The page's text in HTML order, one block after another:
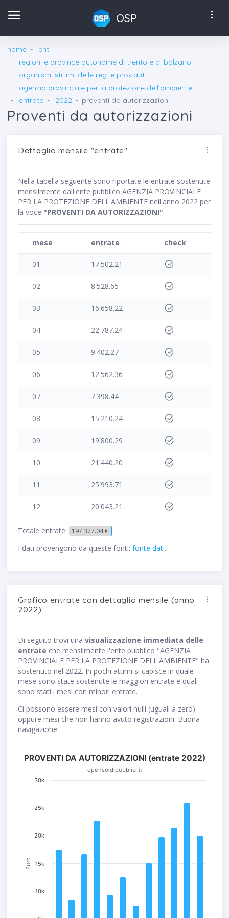
OSP
home
enti
regioni e province autonome di trento e di bolzano
organismi strum. delle reg. e prov.aut.
agenzia provinciale per la protezione dell'ambiente
entrate
2022 proventi da autorizzazioni
Proventi da autorizzazioni
Dettaglio mensile "entrate"
Nella tabella seguente sono riportate le entrate sostenute
mensilmente dall'ente pubblico AGENZIA PROVINCIALE
PER LA PROTEZIONE DELL'AMBIENTE nell'anno 2022 per
la voce "PROVENTI DA AUTORIZZAZIONI".
mese entrate check
01 17˙502.21
02 8˙528.65
03 16˙658.22
04 22˙787.24
05 9˙402.27
06 12˙562.36
07 7˙398.44
08 15˙210.24
09 19˙800.29
10 21˙440.20
11 25˙993.71
12 20˙043.21
Totale entrate: 197˙327.04 €
I dati provengono da queste fonti: fonte dati.
Grafico entrate con dettaglio mensile (anno
2022)
Di seguito trovi una visualizzazione immediata delle
entrate che mensilmente l'ente pubblico "AGENZIA
PROVINCIALE PER LA PROTEZIONE DELL'AMBIENTE" ha
sostenuto nel 2022. In pochi attimi si capisce in quale
mese sono state sostenute le maggiori entrate e quali
sono stati i mesi con minori entrate.
Ci possono essere mesi con valori nulli (uguali a zero)
oppure mesi che non hanno avuto registrazioni. Buona
navigazione
Euro
PROVENTI DA AUTORIZZAZIONI (entrate 2022)
opensoldipubblici.it
10k
15k
20k
25k
30k